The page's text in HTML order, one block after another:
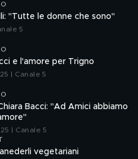
"Tutte le donne che sono"
5
e l'amore per Trigno
| Canale 5
Bacci: "Ad Amici abbiamo
| Canale 5
vegetariani